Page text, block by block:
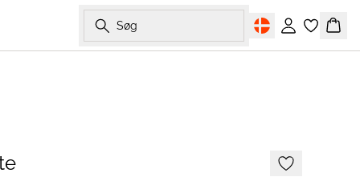
Søg
Log ind Kurv